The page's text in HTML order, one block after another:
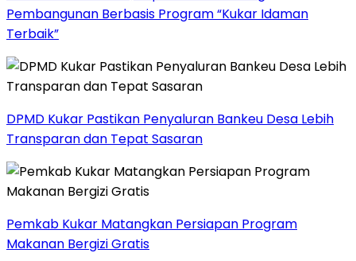
Pembangunan Berbasis Program “Kukar Idaman
Terbaik”
DPMD Kukar Pastikan Penyaluran Bankeu Desa Lebih
Transparan dan Tepat Sasaran
Pemkab Kukar Matangkan Persiapan Program
Makanan Bergizi Gratis